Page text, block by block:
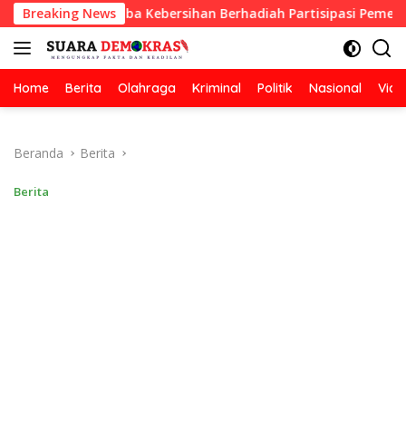
Langsung
ke
konten
Breaking News
Lomba Kebersihan Berhadiah Partisipasi Pemerintah
Home Berita Olahraga Kriminal Politik Nasional
Beranda Berita
Berita